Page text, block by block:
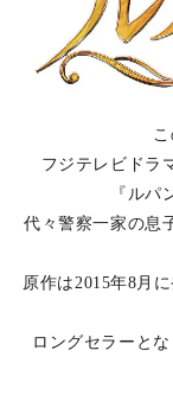
フジテレビドラ
『ルパ
代々警察一家の息
原作は2015年8月
ロングセラーと